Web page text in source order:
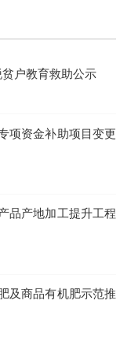
户教育救助公示
项资金补助项目变更
品产地加工提升工程
及商品有机肥示范推